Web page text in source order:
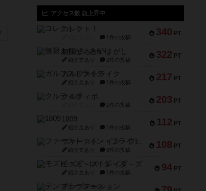
アクセス数 急上昇中
340 PT
コレクト！
1件の投稿
322 PT
無限まちがいさがし
紹介文あり 2件の投稿
217 PT
ガルフストライク
紹介文あり 1件の投稿
203 PT
クルティボ
1件の投稿
112 PT
1809
紹介文あり 1件の投稿
108 PT
ファースト・イン・フライト
紹介文あり 3件の投稿
94 PT
モズビ－ズ・レイダ－ズ
紹介文あり 1件の投稿
テンプテーション